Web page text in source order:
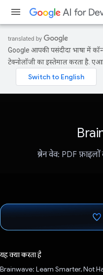
Google आपकी पसंदीदा भाषा में
टेक्नोलॉजी का इस्तेमाल करता है.
ब्रेन वेव: PDF
यह क्या करता है
Brainwave: Learn Smarter, Not